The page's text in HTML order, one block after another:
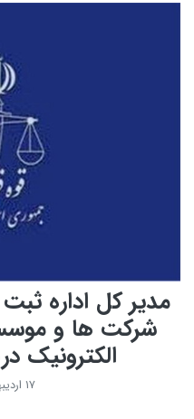
مدیر کل اداره
شرکت ها و
الکترونیک
۱۷ اردیبهشت ۱۴۰۳